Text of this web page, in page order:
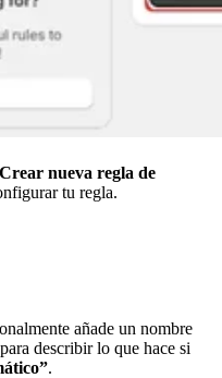
Crear nueva regla de
tu regla.
añade un nombre
describir lo que hace si
.